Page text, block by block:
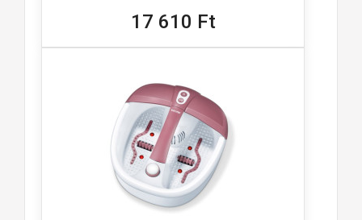
17 610 Ft